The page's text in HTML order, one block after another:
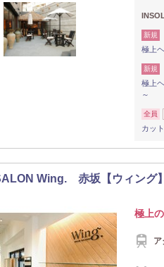
新規
極上
新規
極上
～
全員
カッ
Wing. 赤坂【ウィング】
極上
ア